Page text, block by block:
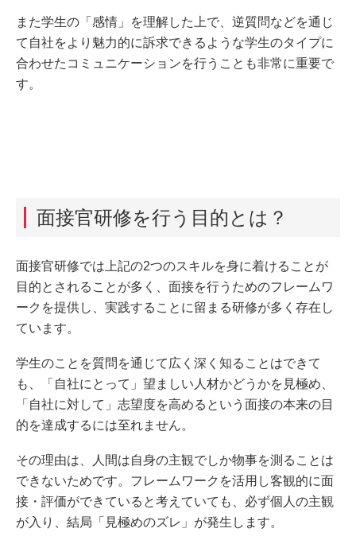
また学生の「感情」を理解した上で、逆質問などを通じ
て自社をより魅力的に訴求できるような学生のタイプに
合わせたコミュニケーションを行うことも非常に重要で
す。
面接官研修を行う目的とは？
面接官研修では上記の2つのスキルを身に着けることが
目的とされることが多く、面接を行うためのフレームワ
ークを提供し、実践することに留まる研修が多く存在し
ています。
学生のことを質問を通じて広く深く知ることはできて
も、「自社にとって」望ましい人材かどうかを見極め、
「自社に対して」志望度を高めるという面接の本来の目
的を達成するには至れません。
その理由は、人間は自身の主観でしか物事を測ることは
できないためです。フレームワークを活用し客観的に面
接・評価ができていると考えていても、必ず個人の主観
が入り、結局「見極めのズレ」が発生します。